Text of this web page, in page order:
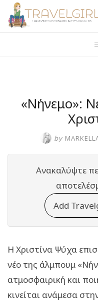
Skip
«Νήνεμο»:
by
Ανακαλύψτε
Add
Η Χριστίνα Ψύχα
νέο της άλμπουμ
ατμοσφαιρική και
κινείται ανάμεσα